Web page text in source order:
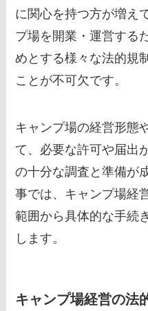
に関心を持つ方が増え
プ場を開業・運営する
めとする様々な法的規
ことが不可欠です。
キャンプ場の経営形態
て、必要な許可や届出
の十分な調査と準備が
事では、キャンプ場経
範囲から具体的な手続
します。
キャンプ場経営の法